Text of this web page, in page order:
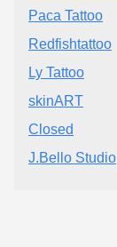
Paca Tattoo
Redfishtattoo
Ly Tattoo
skinART
Closed
J.Bello Studio